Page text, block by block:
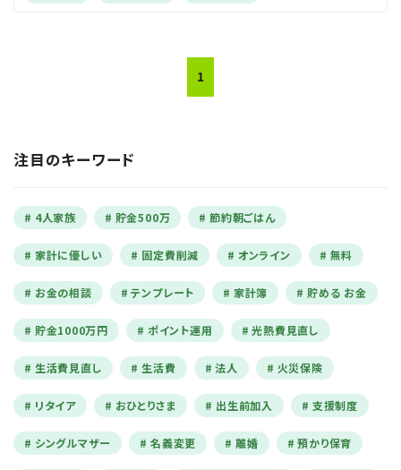
1
注目のキーワード
4人家族 貯金500万 節約朝ごはん
家計に優しい 固定費削減 オンライン 無料
お金の相談 テンプレート 家計簿 貯める お金
貯金1000万円 ポイント運用 光熱費見直し
生活費見直し 生活費 法人 火災保険
リタイア おひとりさま 出生前加入 支援制度
シングルマザー 名義変更 離婚 預かり保育